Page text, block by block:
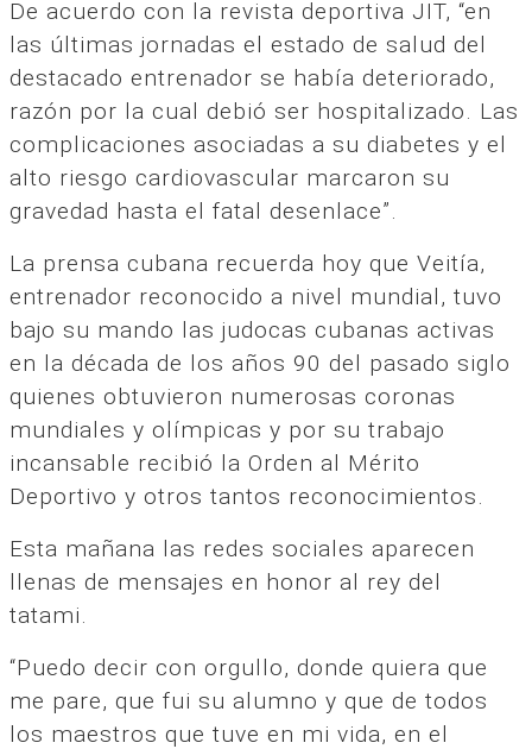
De acuerdo con la revista deportiva JIT, “en
las últimas jornadas el estado de salud del
destacado entrenador se había deteriorado,
razón por la cual debió ser hospitalizado. Las
complicaciones asociadas a su diabetes y el
alto riesgo cardiovascular marcaron su
gravedad hasta el fatal desenlace”.
La prensa cubana recuerda hoy que Veitía,
entrenador reconocido a nivel mundial, tuvo
bajo su mando las judocas cubanas activas
en la década de los años 90 del pasado siglo
quienes obtuvieron numerosas coronas
mundiales y olímpicas y por su trabajo
incansable recibió la Orden al Mérito
Deportivo y otros tantos reconocimientos.
Esta mañana las redes sociales aparecen
llenas de mensajes en honor al rey del
tatami.
“Puedo decir con orgullo, donde quiera que
me pare, que fui su alumno y que de todos
los maestros que tuve en mi vida, en el